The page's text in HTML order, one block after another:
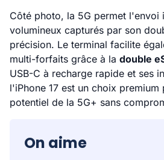
Côté photo, la 5G permet l'envoi
volumineux capturés par son
précision. Le terminal facilite
multi-forfaits grâce à la double
USB-C à recharge rapide et ses
l'iPhone 17 est un choix
potentiel de la 5G+ sans
On aime